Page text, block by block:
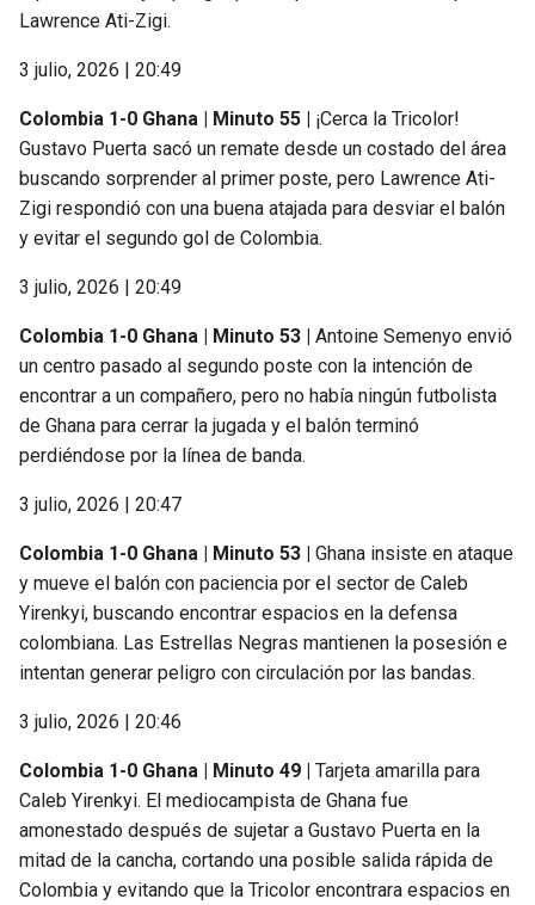
Lawrence Ati-Zigi.
3 julio, 2026 | 20:49
Colombia 1-0 Ghana | Minuto 55 | ¡Cerca la Tricolor!
Gustavo Puerta sacó un remate desde un costado del área
buscando sorprender al primer poste, pero Lawrence Ati-
Zigi respondió con una buena atajada para desviar el balón
y evitar el segundo gol de Colombia.
3 julio, 2026 | 20:49
Colombia 1-0 Ghana | Minuto 53 | Antoine Semenyo envió
un centro pasado al segundo poste con la intención de
encontrar a un compañero, pero no había ningún futbolista
de Ghana para cerrar la jugada y el balón terminó
perdiéndose por la línea de banda.
3 julio, 2026 | 20:47
Colombia 1-0 Ghana | Minuto 53 | Ghana insiste en ataque
y mueve el balón con paciencia por el sector de Caleb
Yirenkyi, buscando encontrar espacios en la defensa
colombiana. Las Estrellas Negras mantienen la posesión e
intentan generar peligro con circulación por las bandas.
3 julio, 2026 | 20:46
Colombia 1-0 Ghana | Minuto 49 | Tarjeta amarilla para
Caleb Yirenkyi. El mediocampista de Ghana fue
amonestado después de sujetar a Gustavo Puerta en la
mitad de la cancha, cortando una posible salida rápida de
Colombia y evitando que la Tricolor encontrara espacios en